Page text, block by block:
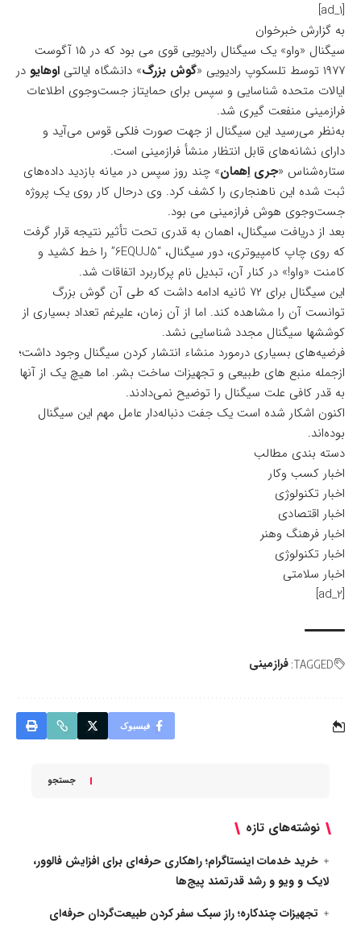
[ad_1]
به گزارش خبرخوان
سیگنال «واو» یک سیگنال رادیویی قوی می بود که در ۱۵ آگوست
۱۹۷۷ توسط تلسکوپ رادیویی «
گوش بزرگ» دانشگاه ایالتی اوهایو در
ایالات متحده شناسایی و سپس برای حمایتاز جست‌وجوی اطلاعات
فرازمینی منفعت گیری شد.
به‌نظر می‌رسید این سیگنال از جهت صورت فلکی قوس می‌آید و
دارای نشانه‌های قابل انتظار منشأ فرازمینی است.
ستاره‌شناس «جری اِهمان» چند روز سپس در میانه بازدید داده‌های
ثبت شده این ناهنجاری را کشف کرد. وی درحال کار روی یک پروژه
جست‌وجوی هوش فرازمینی می بود‌.
بعد از دریافت سیگنال، اهمان به قدری تحت تأثیر نتیجه قرار گرفت
که روی چاپ کامپیوتری، دور سیگنال، “6EQUJ5” را خط کشید و
کامنت «واو!» در کنار آن، تبدیل نام پرکاربرد اتفاقات شد.
این سیگنال برای ۷۲ ثانیه ادامه داشت که طی آن گوش بزرگ
توانست آن را مشاهده کند. اما از آن زمان، علیرغم تعداد بسیاری از
کوششها سیگنال مجدد شناسایی نشد.
فرضیه‌های بسیاری درمورد منشاء انتشار کردن سیگنال وجود داشت؛
ازجمله منبع های طبیعی و تجهیزات ساخت بشر. اما هیچ یک از آنها
به قدر کافی علت سیگنال را توضیح نمی‌دادند.
اکنون اشکار شده‌ است یک جفت دنباله‌دار عامل مهم این سیگنال
بوده‌اند.
دسته بندی مطالب
اخبار کسب وکار
اخبار تکنولوژی
اخبار اقتصادی
اخبار فرهنگ وهنر
اخبار تکنولوژی
اخبار سلامتی
[ad_2]
TAGGED: فرازمینی
فیسبوک
جستجو
نوشته‌های تازه
خرید خدمات اینستاگرام؛ راهکاری حرفه‌ای برای افزایش فالوور،
لایک و ویو و رشد قدرتمند پیج‌ها
تجهیزات چندکاره؛ راز سبک سفر کردن طبیعت‌گردان حرفه‌ای